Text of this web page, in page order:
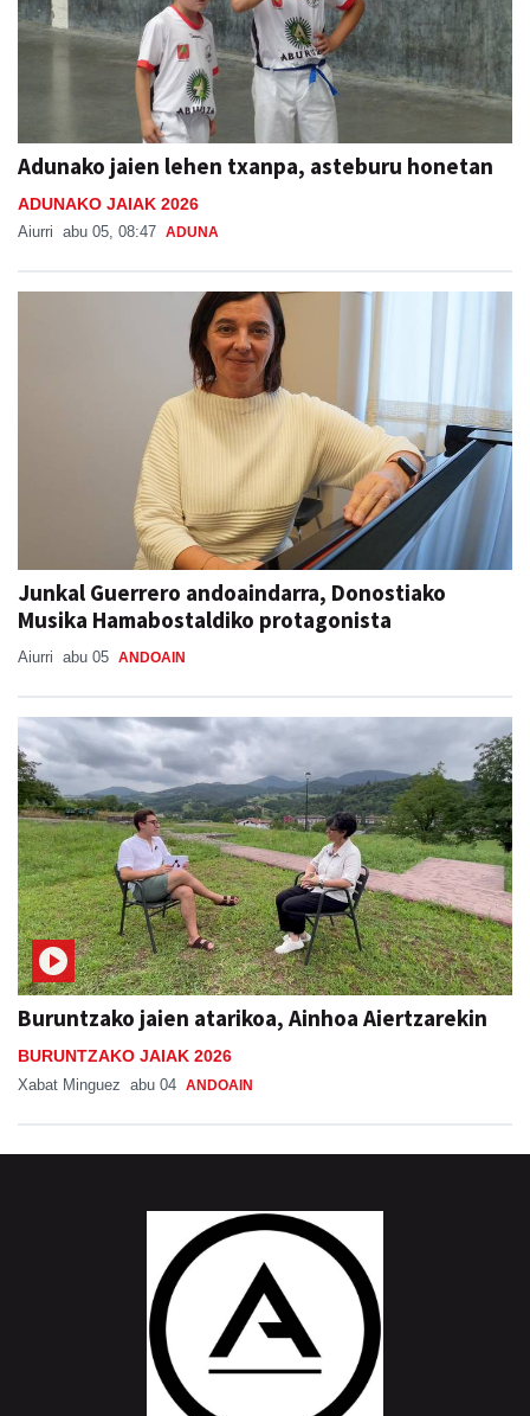
Adunako jaien lehen txanpa, asteburu honetan
ADUNAKO JAIAK 2026
Aiurri abu 05, 08:47 ADUNA
Junkal Guerrero andoaindarra, Donostiako
Musika Hamabostaldiko protagonista
Aiurri abu 05 ANDOAIN
Buruntzako jaien atarikoa, Ainhoa Aiertzarekin
BURUNTZAKO JAIAK 2026
Xabat Minguez abu 04 ANDOAIN